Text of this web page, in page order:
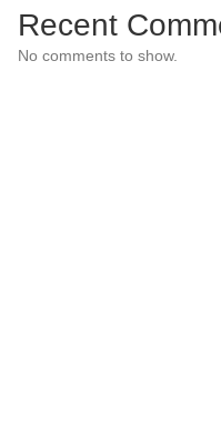
Recent
No comments to show.